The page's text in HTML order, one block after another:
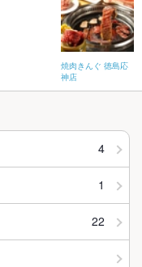
焼肉きんぐ 徳島応
神店
4
1
22